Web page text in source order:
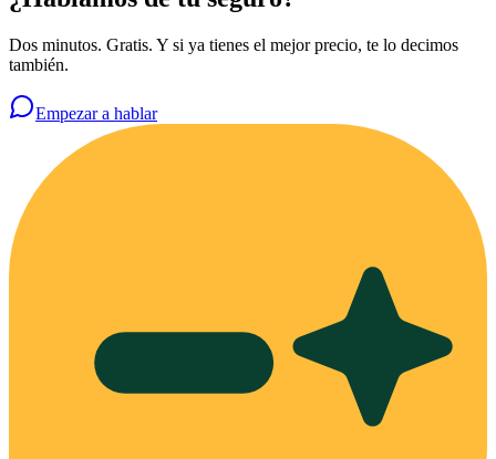
Dos minutos. Gratis. Y si ya tienes el mejor precio, te lo decimos
también.
Empezar a hablar